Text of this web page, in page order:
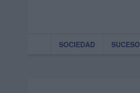
SOCIEDAD